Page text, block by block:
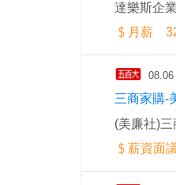
達樂斯企
月薪
08.06
三商家購-
(美廉社)三
薪資面